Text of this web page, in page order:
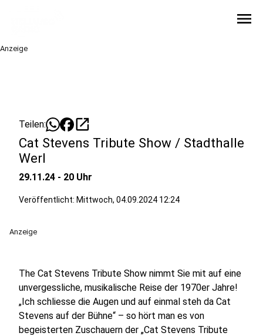
menu
Anzeige
Teilen: open_in_new
Cat Stevens Tribute Show / Stadthalle
Werl
29.11.24 - 20 Uhr
Veröffentlicht: Mittwoch, 04.09.2024 12:24
Anzeige
The Cat Stevens Tribute Show nimmt Sie mit auf eine
unvergessliche, musikalische Reise der 1970er Jahre!
„Ich schliesse die Augen und auf einmal steh da Cat
Stevens auf der Bühne“ – so hört man es von
begeisterten Zuschauern der „Cat Stevens Tribute